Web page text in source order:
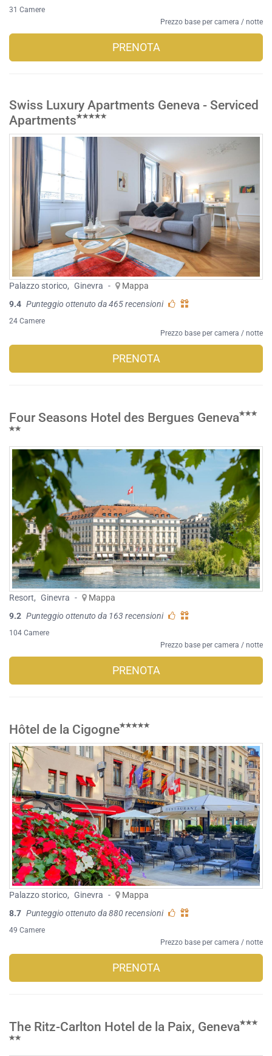
31 Camere
Prezzo base per camera / notte
PRENOTA
Swiss Luxury Apartments Geneva - Serviced
Apartments
Palazzo storico, Ginevra -
Mappa
9.4 Punteggio ottenuto da 465 recensioni
24 Camere
Prezzo base per camera / notte
PRENOTA
Four Seasons Hotel des Bergues Geneva
Resort, Ginevra -
Mappa
9.2 Punteggio ottenuto da 163 recensioni
104 Camere
Prezzo base per camera / notte
PRENOTA
Hôtel de la Cigogne
Palazzo storico, Ginevra -
Mappa
8.7 Punteggio ottenuto da 880 recensioni
49 Camere
Prezzo base per camera / notte
PRENOTA
The Ritz-Carlton Hotel de la Paix, Geneva